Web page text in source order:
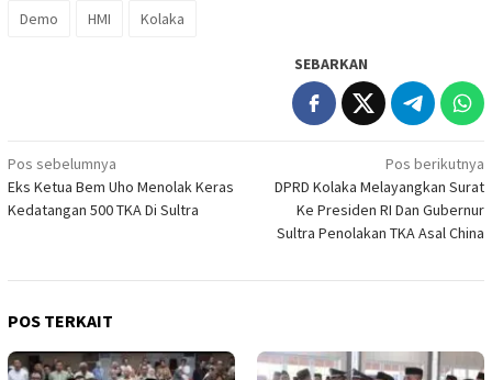
Demo HMI Kolaka
SEBARKAN
Navigasi
pos
Pos sebelumnya
Eks Ketua Bem Uho Menolak Keras
Kedatangan 500 TKA Di Sultra
Pos berikutnya
DPRD Kolaka Melayangkan Surat
Ke Presiden RI Dan Gubernur
Sultra Penolakan TKA Asal China
POS TERKAIT